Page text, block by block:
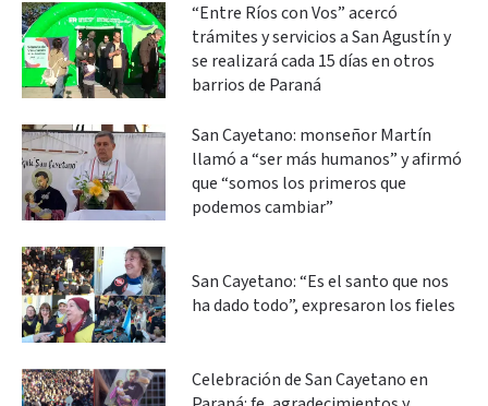
“Entre Ríos con Vos” acercó
trámites y servicios a San Agustín y
se realizará cada 15 días en otros
barrios de Paraná
San Cayetano: monseñor Martín
llamó a “ser más humanos” y afirmó
que “somos los primeros que
podemos cambiar”
San Cayetano: “Es el santo que nos
ha dado todo”, expresaron los fieles
Celebración de San Cayetano en